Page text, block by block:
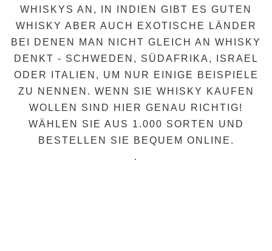
HISKYS AN, IN
INDIEN
GIBT ES GUTEN
WHISKY ABER AUCH EXOTISCHE LÄNDER
BEI DENEN MAN NICHT GLEICH AN WHISKY
DENKT - SCHWEDEN , SÜDAFRIKA, ISRAEL
ODER ITALIEN, UM NUR EINIGE BEISPIELE
ZU NENNEN. WENN SIE WHISKY KAUFEN
WOLLEN SIND HIER GENAU RICHTIG!
WÄHLEN SIE AUS 1.000 SORTEN UND
BESTELLEN SIE BEQUEM ONLINE.
.